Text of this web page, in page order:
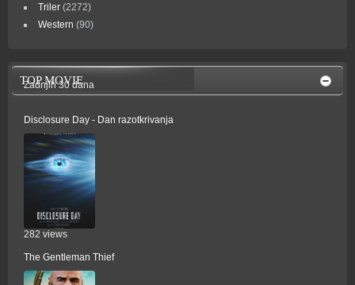
Triler (2272)
Western (90)
TOP MOVIE
Zadnjih 30 dana
Disclosure Day - Dan razotkrivanja
282 views
The Gentleman Thief